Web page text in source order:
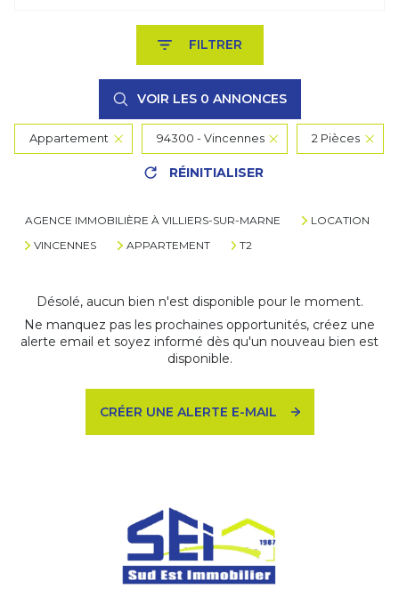
FILTRER
VOIR LES 0 ANNONCES
Appartement 94300 - Vincennes 2 Pièces
RÉINITIALISER
AGENCE IMMOBILIÈRE À VILLIERS-SUR-MARNE
LOCATION
VINCENNES
APPARTEMENT T2
Désolé, aucun bien n'est disponible pour le moment.
Ne manquez pas les prochaines opportunités, créez une
alerte email et soyez informé dès qu'un nouveau bien est
disponible.
CRÉER UNE ALERTE E-MAIL